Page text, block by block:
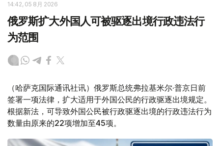
14:42, 05 8月 2026
俄罗斯扩大外国人可被驱逐出境行政违法行
为范围
（哈萨克国际通讯社讯）俄罗斯总统弗拉基米尔·普京日前
签署一项法律，扩大适用于外国公民的行政驱逐出境规定。
根据新法，可导致外国公民被行政驱逐出境的行政违法行为
数量由原来的22项增加至45项。